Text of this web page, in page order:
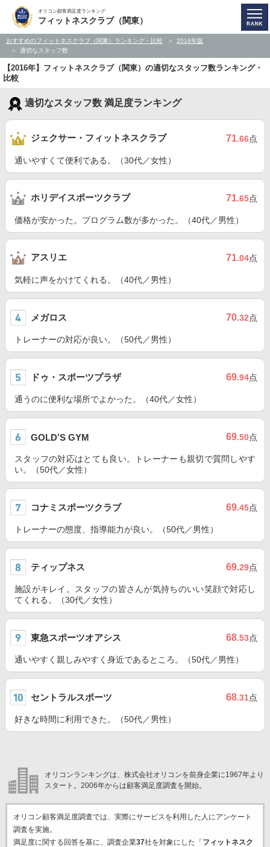
オリコン顧客満足度ランキング
フィットネスクラブ（関東）
おすすめのフィットネスクラブ（関東）ランキング・比較
2016年版
適切なスタッフ数
【2016年】フィットネスクラブ（関東）の適切なスタッフ数ランキング・
比較
適切なスタッフ数 満足度ランキング
ジェクサー・フィットネスクラブ 71.66点
通いやすくて便利である。（30代／女性）
ホリデイスポーツクラブ 71.65点
価格が安かった。プログラム数が多かった。（40代／男性）
アスリエ 71.04点
気軽に声をかけてくれる。（40代／男性）
メガロス 70.32点
トレーナーの対応が良い。（50代／男性）
ドゥ・スポーツプラザ 69.94点
通うのに便利な場所でよかった。（40代／女性）
GOLD’S GYM 69.50点
スタッフの対応はとても良い。トレーナーも親切で質問しやす
い。（50代／女性）
コナミスポーツクラブ 69.45点
トレーナーの態度、指導能力が良い。（50代／男性）
ティップネス 69.29点
施設がキレイ。スタッフの皆さんが気持ちのいい笑顔で対応し
てくれる。（30代／女性）
東急スポーツオアシス 68.53点
通いやすく親しみやすく身近であるところ。（50代／男性）
セントラルスポーツ 68.31点
好きな時間に利用できた。（50代／男性）
オリコンランキングは、株式会社オリコンを前身企業に1967年より
スタート。2006年からは顧客満足度調査を開始。
オリコン顧客満足度調査では、実際にサービスを利用した 人にアンケート
調査を実施。
満足度に関する回答を基に、調査企業37社を対象にした「 フィットネスク